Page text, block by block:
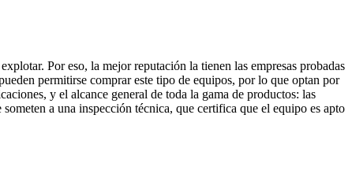
Por eso, la mejor reputación la tienen las empresas probadas
permitirse comprar este tipo de equipos, por lo que optan por
y el alcance general de toda la gama de productos: las
a una inspección técnica, que certifica que el equipo es apto